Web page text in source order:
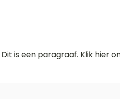
Dit is een paragraaf. Klik hier